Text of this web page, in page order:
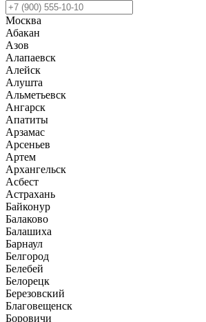
Москва
Абакан
Азов
Алапаевск
Алейск
Алушта
Альметьевск
Ангарск
Апатиты
Арзамас
Арсеньев
Артем
Архангельск
Асбест
Астрахань
Байконур
Балаково
Балашиха
Барнаул
Белгород
Белебей
Белорецк
Березовский
Благовещенск
Боровичи